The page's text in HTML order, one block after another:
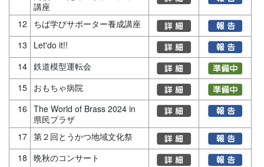
講座
12
ちば学びサポーター養成講座
13
Let'do it!!
14 鉄道模型運転会
15 おもちゃ病院
16 The World of Brass 2024 in
県民プラザ
17 第２回とうかつ地域文化祭
18 晩秋のコンサート